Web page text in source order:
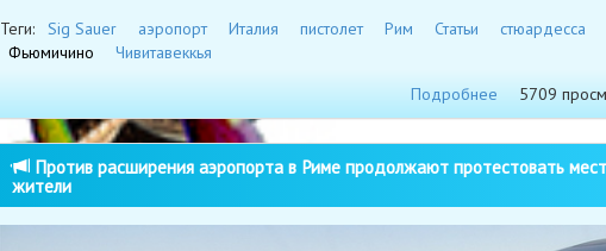
Теги: Sig Sauer аэропорт Италия пистолет Рим Статьи стюардесса
Фьюмичино
Чивитавеккья
Подробнее
5709
Против расширения аэропорта в Риме продолжают протестовать
жители